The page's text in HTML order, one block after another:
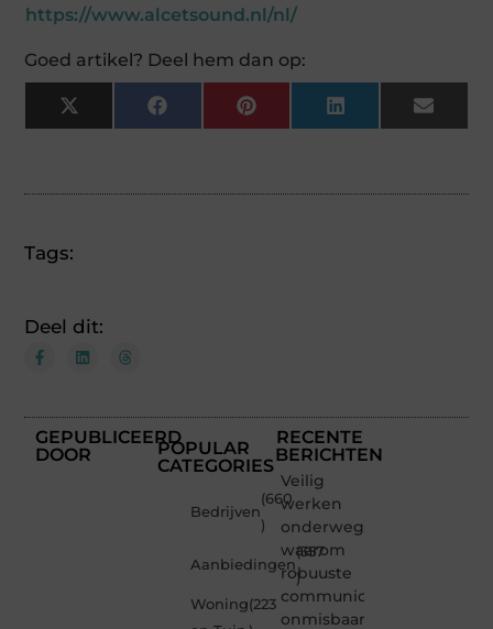
https://www.alcetsound.nl/nl/
Goed artikel? Deel hem dan op:
X
(Twitter)
FacebookPinterestLinkedInEmail
Tags:
Deel dit:
GEPUBLICEERD
DOOR
POPULAR
CATEGORIES
Bedrijven
(660
)
Aanbiedingen
(357
)
Woning(223
RECENTE
BERICHTEN
Veilig
werken
onderweg:
waarom
robuuste
communicatiemiddelen
onmisbaar